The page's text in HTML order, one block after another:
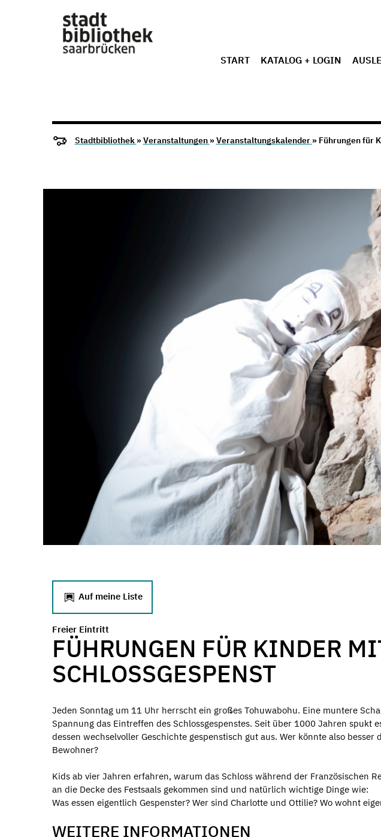
START KATALOG + LOGIN
Stadtbibliothek »Veranstaltungen »Veranstaltungskalender » Führungen für
Auf meine Liste
Freier Eintritt
FÜHRUNGEN FÜR KINDER
SCHLOSSGESPENST
Jeden Sonntag um 11 Uhr herrscht ein großes Tohuwabohu. Eine muntere
Spannung das Eintreffen des Schlossgespenstes. Seit über 1000 Jahren spukt
dessen wechselvoller Geschichte gespenstisch gut aus. Wer könnte also
Bewohner?
Kids ab vier Jahren erfahren, warum das Schloss während der Französischen
an die Decke des Festsaals gekommen sind und natürlich wichtige Dinge wie:
Was essen eigentlich Gespenster? Wer sind Charlotte und Ottilie? Wo wohnt
WEITERE INFORMATIONEN